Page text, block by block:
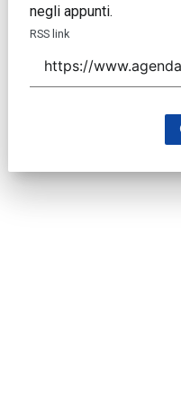
negli appunti.
RSS link